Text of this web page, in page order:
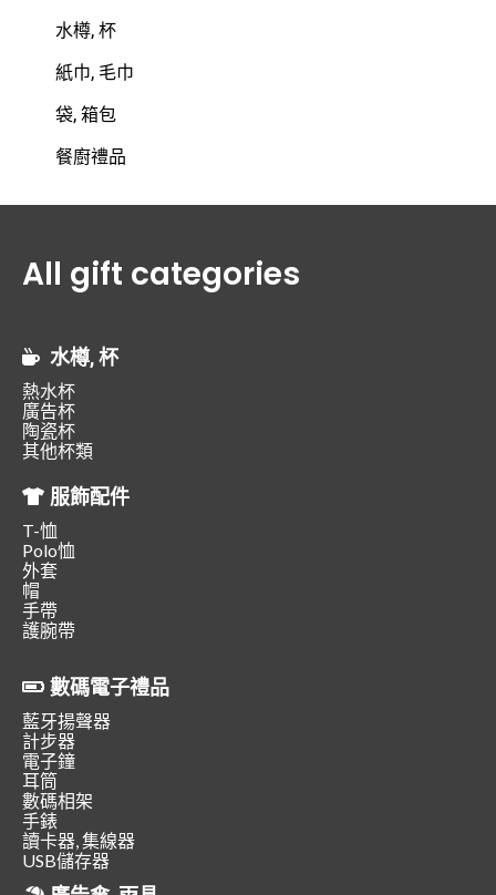
水樽, 杯
紙巾, 毛巾
袋, 箱包
餐廚禮品
All gift categories
水樽, 杯
熱水杯
廣告杯
陶瓷杯
其他杯類
服飾配件
T-恤
Polo恤
外套
帽
手帶
護腕帶
數碼電子禮品
藍牙揚聲器
計步器
電子鐘
耳筒
數碼相架
手錶
讀卡器, 集線器
USB儲存器